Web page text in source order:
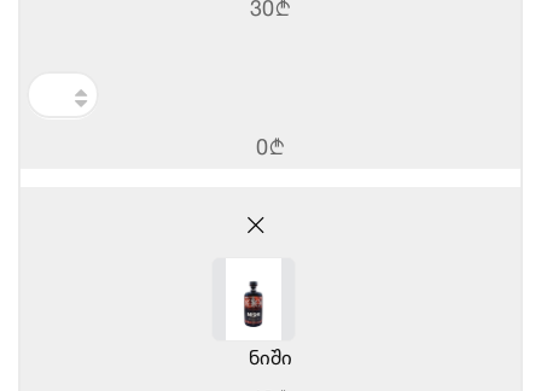
30b
0b
ნიში